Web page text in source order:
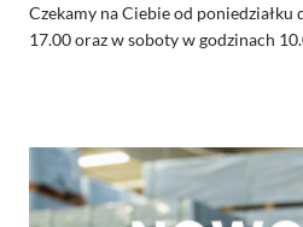
Czekamy na Ciebie od
17.00 oraz w soboty w godzinach